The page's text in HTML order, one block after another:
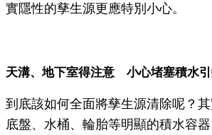
實隱性的孳生源更應特別小心
天溝、地下室得注意 小心堵塞積水
到底該如何全面將孳生源清除呢？
底盤、水桶、輪胎等明顯的積水容